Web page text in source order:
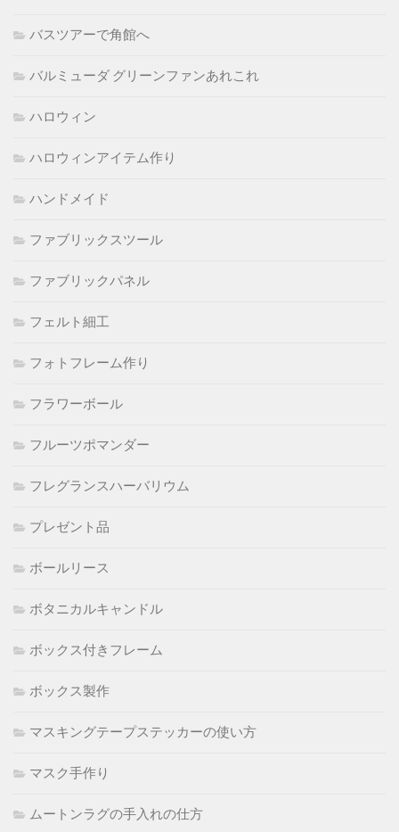
バスツアーで角館へ
バルミューダ グリーンファンあれこれ
ハロウィン
ハロウィンアイテム作り
ハンドメイド
ファブリックスツール
ファブリックパネル
フェルト細工
フォトフレーム作り
フラワーボール
フルーツポマンダー
フレグランスハーバリウム
プレゼント品
ボールリース
ボタニカルキャンドル
ボックス付きフレーム
ボックス製作
マスキングテープステッカーの使い方
マスク手作り
ムートンラグの手入れの仕方